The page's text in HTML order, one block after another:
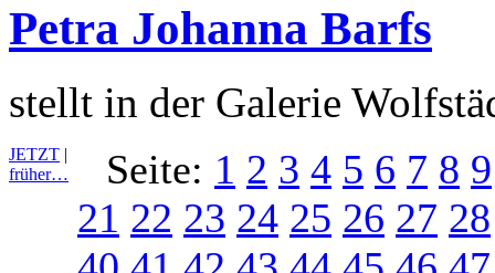
Petra Johanna Barfs
stellt in der Galerie
JETZT |
früher…
Seite: 1 2 3 4 5 6 7 8 9
21 22 23 24 25 26 27 28